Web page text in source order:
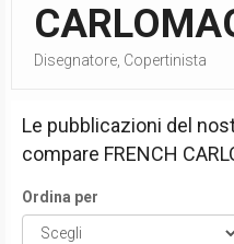
Disegnatore, Copertinista
Le pubblicazioni del
compare FRENCH
Ordina per